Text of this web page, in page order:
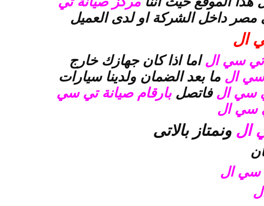
مصر داخل الشركة او لدى العميل
ال
تي سي الاما اذا كان جهازك خارج
سي ال ما بعد الضمان ولدينا سيارات
سي الفاتصل بارقام صيانة تي سي
سي ال
الونمتاز بالاتى
سي ال